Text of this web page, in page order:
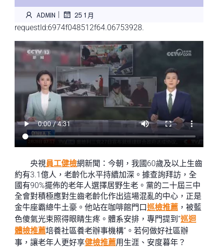
ADMIN | 25 1 月
requestId:6974f048512f64.06753928.
央視員工健檢網新聞：今朝，我國60歲及以上生齒
約有3.1億人，老齡化水平持續加深。據查詢拜訪，全
國有90%擺佈的老年人選擇居野生老。黨的二十屆三中
全會對積極應對生齒老齡化作出這場混亂的中心，正是
金牛座霸總牛土豪。他站在咖啡館門口巡檢推薦 ，被藍
色傻氣光束照得眼睛生疼。體系安排，專門提到“巡迴
體檢推薦培養社區養老辦事機構”。若何做好社區辦
事，讓老年人更好享健檢推薦用生涯、安度暮年？